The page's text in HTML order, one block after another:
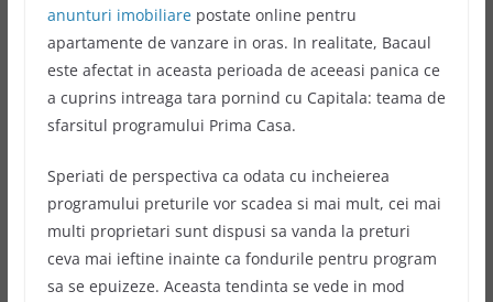
anunturi imobiliarepostate online pentru
apartamente de vanzare in oras. In realitate, Bacaul
este afectat in aceasta perioada de aceeasi panica ce
a cuprins intreaga tara pornind cu Capitala: teama de
sfarsitul programului Prima Casa.
Speriati de perspectiva ca odata cu incheierea
programului preturile vor scadea si mai mult, cei mai
multi proprietari sunt dispusi sa vanda la preturi
ceva mai ieftine inainte ca fondurile pentru program
sa se epuizeze. Aceasta tendinta se vede in mod